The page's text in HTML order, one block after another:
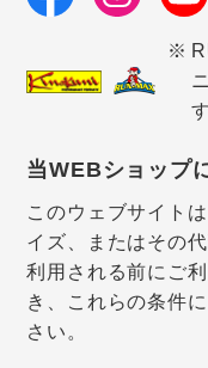
当WEBショップ
このウェブサイト
イズ、またはその
利用される前にご
き、これらの条件
さい。